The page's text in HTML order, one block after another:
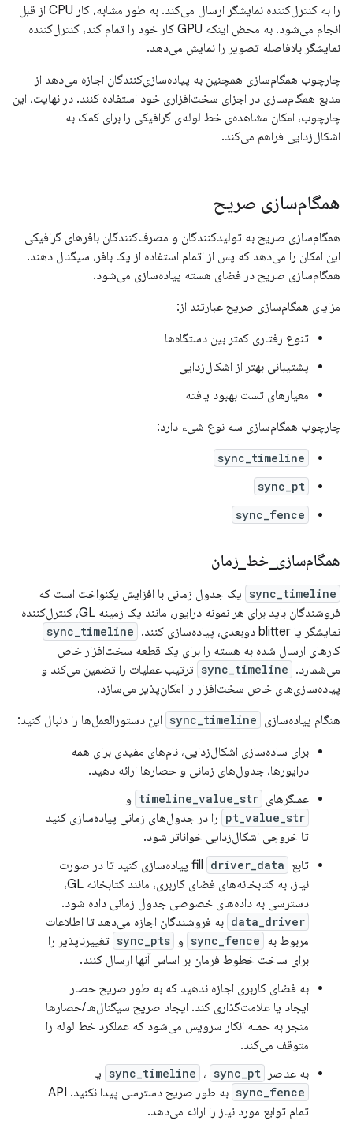
را به کنترل‌کننده نمایشگر ارسال می‌کند. به طور مشابه، کار CPU از قبل
انجام می‌شود. به محض اینکه GPU کار خود را تمام کند، کنترل‌کننده
نمایشگر بلافاصله تصویر را نمایش می‌دهد.
چارچوب همگام‌سازی همچنین به پیاده‌سازی‌کنندگان اجازه می‌دهد از
منابع همگام‌سازی در اجزای سخت‌افزاری خود استفاده کنند. در نهایت، این
چارچوب، امکان مشاهده‌ی خط لوله‌ی گرافیکی را برای کمک به
اشکال‌زدایی فراهم می‌کند.
همگام‌سازی صریح
همگام‌سازی صریح به تولیدکنندگان و مصرف‌کنندگان بافرهای گرافیکی
این امکان را می‌دهد که پس از اتمام استفاده از یک بافر، سیگنال دهند.
همگام‌سازی صریح در فضای هسته پیاده‌سازی می‌شود.
مزایای همگام‌سازی صریح عبارتند از:
تنوع رفتاری کمتر بین دستگاه‌ها
پشتیبانی بهتر از اشکال‌زدایی
معیارهای تست بهبود یافته
چارچوب همگام‌سازی سه نوع شیء دارد:
sync_timeline
sync_pt
sync_fence
همگام‌سازی _خط زمان
sync_timeline یک جدول زمانی با افزایش یکنواخت است که
فروشندگان باید برای هر نمونه درایور، مانند یک زمینه GL، کنترل‌کننده
نمایشگر یا blitter دوبعدی، پیاده‌سازی کنند.
sync_timeline
کارهای ارسال شده به هسته را برای یک قطعه سخت‌افزار خاص
می‌شمارد. sync_timeline ترتیب عملیات را تضمین می‌کند و
پیاده‌سازی‌های خاص سخت‌افزار را امکان‌پذیر می‌سازد.
هنگام پیاده‌سازی sync_timeline این دستورالعمل‌ها را دنبال کنید:
برای ساده‌سازی اشکال‌زدایی، نام‌های مفیدی برای همه
درایورها، جدول‌های زمانی و حصارها ارائه دهید.
عملگرهای timeline_value_str و
pt_value_str را در جدول‌های زمانی پیاده‌سازی کنید
تا خروجی اشکال‌زدایی خواناتر شود.
تابع fill driver_data
پیاده‌سازی کنید تا در صورت
نیاز، به کتابخانه‌های فضای کاربری، مانند کتابخانه GL،
دسترسی به داده‌های خصوصی جدول زمانی داده شود.
data_driver به فروشندگان اجازه می‌دهد تا اطلاعات
مربوط به sync_fence و sync_pts تغییرناپذیر را
برای ساخت خطوط فرمان بر اساس آنها ارسال کنند.
به فضای کاربری اجازه ندهید که به طور صریح حصار
ایجاد یا علامت‌گذاری کند. ایجاد صریح سیگنال‌ها/حصارها
منجر به حمله انکار سرویس می‌شود که عملکرد خط لوله را
متوقف می‌کند.
به عناصر
sync_timeline ، sync_pt یا
sync_fence
به طور صریح دسترسی پیدا نکنید. API
تمام توابع مورد نیاز را ارائه می‌دهد.